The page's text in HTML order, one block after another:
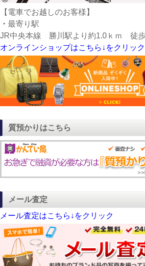
【電車でお越しのお客様】
・ 最寄り駅
JR中央本線 勝川駅より約1.0ｋｍ 徒
オンラインショップはこちら↓をクリック
質預かりはこちら
メール査定
メール査定はこちら↓をクリック